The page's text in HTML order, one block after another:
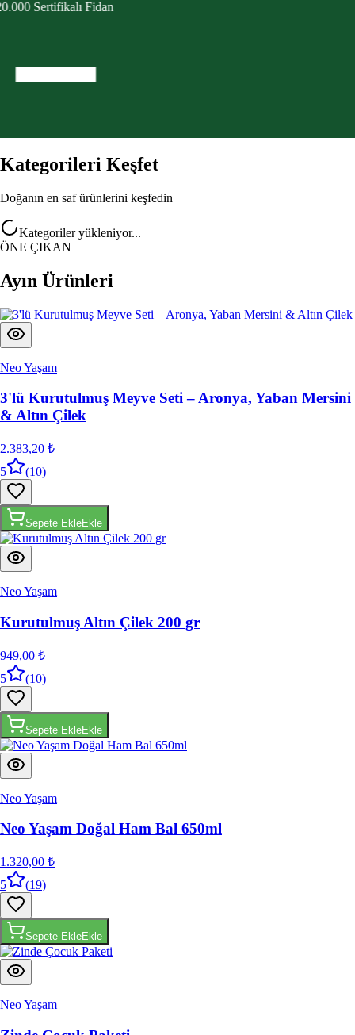
Kategorileri Keşfet
Doğanın en saf ürünlerini keşfedin
ÖNE ÇIKAN
Ayın Ürünleri
Neo Yaşam
3'lü Kurutulmuş Meyve Seti – Aronya, Yaban Mersini
& Altın Çilek
2.383,20 ₺
5
(10)
Sepete Ekle
Neo Yaşam
Kurutulmuş Altın Çilek 200 gr
949,00 ₺
5
(10)
Sepete Ekle
Neo Yaşam
Neo Yaşam Doğal Ham Bal 650ml
1.320,00 ₺
5
(19)
Sepete Ekle
Neo Yaşam
Zinde Çocuk Paketi